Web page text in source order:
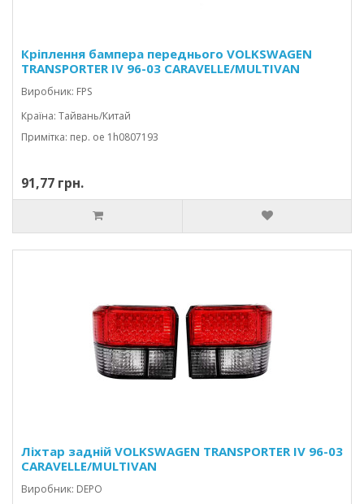
Кріплення бампера переднього VOLKSWAGEN
TRANSPORTER IV 96-03 CARAVELLE/MULTIVAN
Виробник: FPS
Країна: Тайвань/Китай
Примітка: пер. oe 1h0807193
91,77 грн.
Ліхтар задній VOLKSWAGEN TRANSPORTER IV 96-03
CARAVELLE/MULTIVAN
Виробник: DEPO